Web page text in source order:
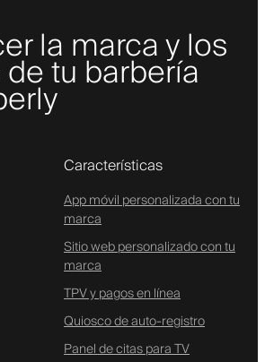
la marca y los
tu barbería
Características
App móvil personalizada con tu
marca
Sitio web personalizado con tu
marca
TPV y pagos en línea
Quiosco de auto-registro
Panel de citas para TV